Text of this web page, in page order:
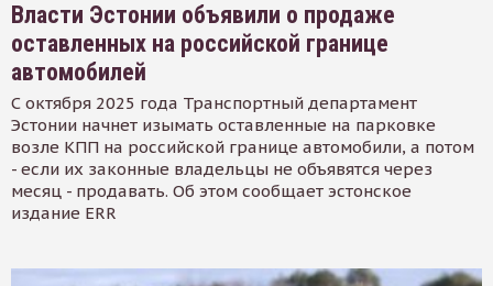
Власти Эстонии объявили о продаже
оставленных на российской границе
автомобилей
С октября 2025 года Транспортный департамент
Эстонии начнет изымать оставленные на парковке
возле КПП на российской границе автомобили, а потом
- если их законные владельцы не объявятся через
месяц - продавать. Об этом сообщает эстонское
издание ERR